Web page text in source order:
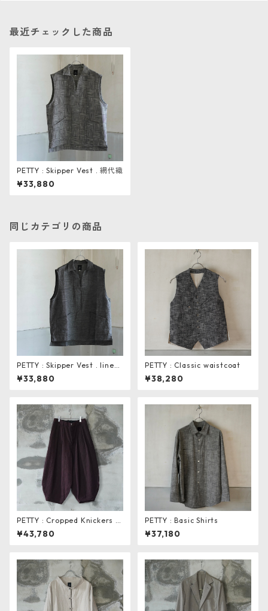
最近チェックした商品
PETTY : Skipper Vest . 網代織
¥33,880
同じカテゴリの商品
PETTY : Skipper Vest . linen
bamboo
¥33,880
PETTY : Classic waistcoat
¥38,280
PETTY : Cropped Knickers P
ants
¥43,780
PETTY : Basic Shirts
¥37,180